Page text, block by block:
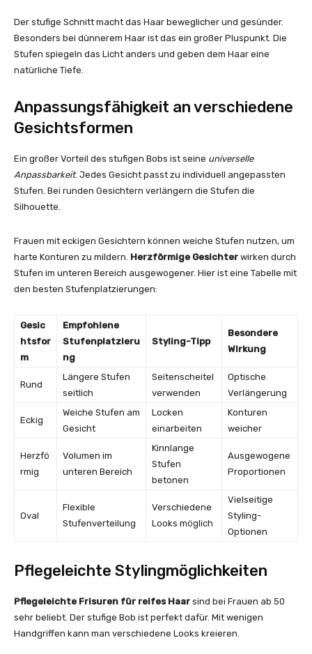
Der stufige Schnitt macht das Haar beweglicher und gesünder.
Besonders bei dünnerem Haar ist das ein großer Pluspunkt. Die
Stufen spiegeln das Licht anders und geben dem Haar eine
natürliche Tiefe.
Anpassungsfähigkeit an verschiedene
Gesichtsformen
Ein großer Vorteil des stufigen Bobs ist seine universelle
Anpassbarkeit. Jedes Gesicht passt zu individuell angepassten
Stufen. Bei runden Gesichtern verlängern die Stufen die
Silhouette.
Frauen mit eckigen Gesichtern können weiche Stufen nutzen, um
harte Konturen zu mildern. Herzförmige Gesichter wirken durch
Stufen im unteren Bereich ausgewogener. Hier ist eine Tabelle mit
den besten Stufenplatzierungen:
Gesic
htsfor
m
Empfohlene
Stufenplatzieru
ng
Styling-Tipp
Besondere
Wirkung
Rund
Längere Stufen
seitlich
Seitenscheitel
verwenden
Optische
Verlängerung
Eckig
Weiche Stufen am
Gesicht
Locken
einarbeiten
Konturen
weicher
Herzfö
rmig
Volumen im
unteren Bereich
Kinnlange
Stufen
betonen
Ausgewogene
Proportionen
Oval
Flexible
Stufenverteilung
Verschiedene
Looks möglich
Vielseitige
Styling-
Optionen
Pflegeleichte Stylingmöglichkeiten
Pflegeleichte Frisuren für reifes Haar sind bei Frauen ab 50
sehr beliebt. Der stufige Bob ist perfekt dafür. Mit wenigen
Handgriffen kann man verschiedene Looks kreieren.